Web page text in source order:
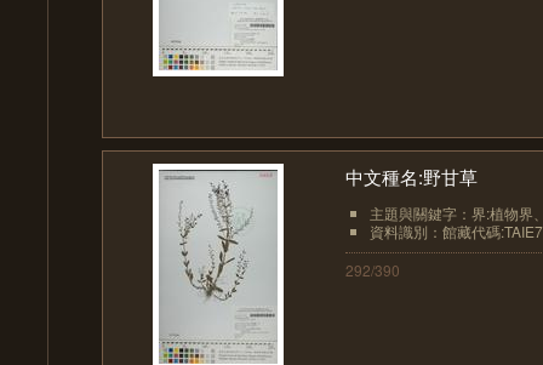
中文種名:野甘草
主題與關鍵字：界:植物界
資料識別：館藏代碼
292/390